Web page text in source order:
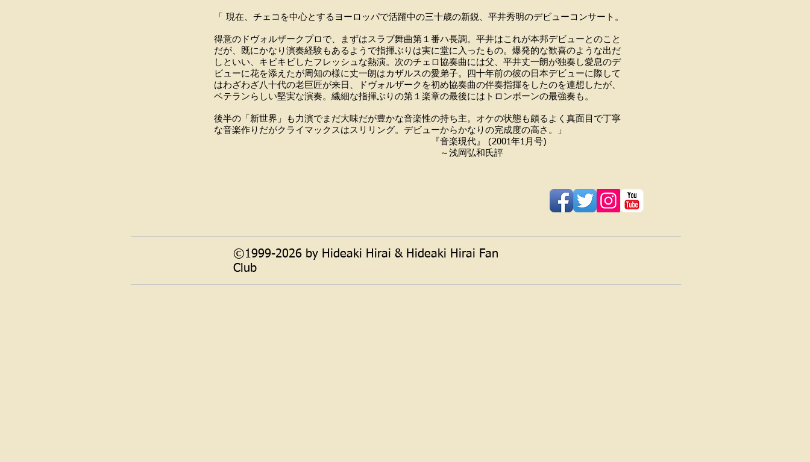
「 現在、チェコを中心とするヨーロッパで活躍中の三十歳の新鋭、平井秀明のデビューコンサート。
得意のドヴォルザークプロで、まずはスラブ舞曲第１番ハ長調。平井はこれが本邦デビューとのこと
だが、既にかなり演奏経験もあるようで指揮ぶりは実に堂に入ったもの。爆発的な歓喜のような出だ
しといい、キビキビしたフレッシュな熱演。次のチェロ協奏曲には父、平井丈一朗が独奏し愛息のデ
ビューに花を添えたが周知の様に丈一朗はカザルスの愛弟子。四十年前の彼の日本デビューに際して
はわざわざ八十代の老巨匠が来日、ドヴォルザークを初め協奏曲の伴奏指揮をしたのを連想したが、
ベテランらしい堅実な演奏。繊細な指揮ぶりの第１楽章の最後にはトロンボーンの最強奏も。
後半の「新世界」も力演でまだ大味だが豊かな音楽性の持ち主。オケの状態も頗るよく真面目で丁寧
な音楽作りだがクライマックスはスリリング。デビューからかなりの完成度の高さ。」
『音楽現代』 (2001年1月号)
～浅岡弘和氏評
©1999-2026 by Hideaki Hirai & Hideaki Hirai Fan
Club